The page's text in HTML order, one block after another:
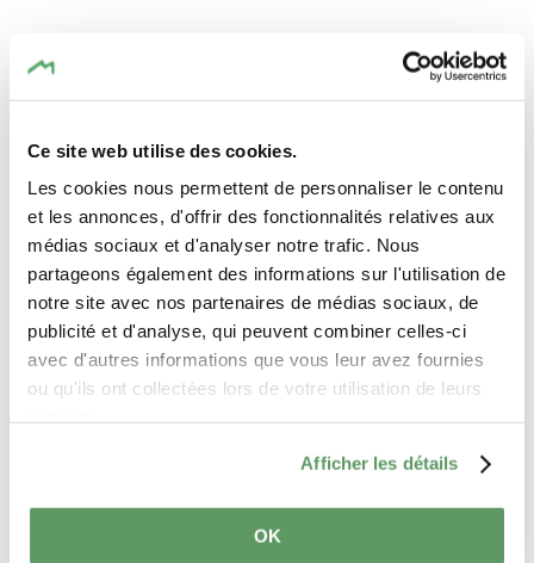
Ce site web utilise des cookies.
Les cookies nous permettent de personnaliser le contenu
et les annonces, d'offrir des fonctionnalités relatives aux
médias sociaux et d'analyser notre trafic. Nous
partageons également des informations sur l'utilisation de
notre site avec nos partenaires de médias sociaux, de
publicité et d'analyse, qui peuvent combiner celles-ci
avec d'autres informations que vous leur avez fournies
ou qu'ils ont collectées lors de votre utilisation de leurs
Afficher les détails
OK
Anfragen
Ihre Reisedaten
Gäste
Anrede